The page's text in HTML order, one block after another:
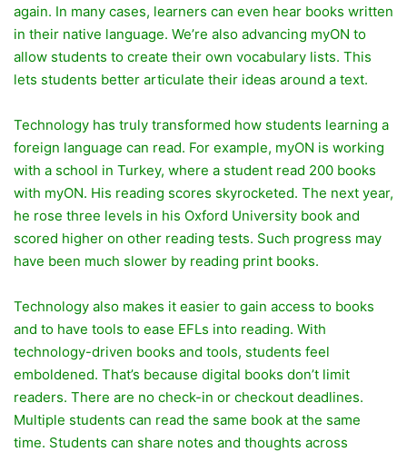
again. In many cases, learners can even hear books written
in their native language. We’re also advancing myON to
allow students to create their own vocabulary lists. This
lets students better articulate their ideas around a text.
Technology has truly transformed how students learning a
foreign language can read. For example, myON is working
with a school in Turkey, where a student read 200 books
with myON. His reading scores skyrocketed. The next year,
he rose three levels in his Oxford University book and
scored higher on other reading tests. Such progress may
have been much slower by reading print books.
Technology also makes it easier to gain access to books
and to have tools to ease EFLs into reading. With
technology-driven books and tools, students feel
emboldened. That’s because digital books don’t limit
readers. There are no check-in or checkout deadlines.
Multiple students can read the same book at the same
time. Students can share notes and thoughts across